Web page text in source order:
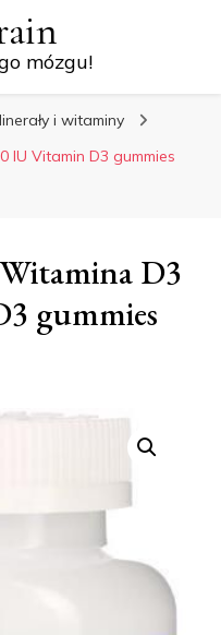
mózgu!
i witaminy
IU Vitamin D3 gummies
D3
gummies